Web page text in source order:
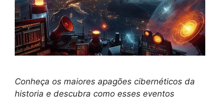
Conheça os maiores apagões cibernéticos da
historia e descubra como esses eventos